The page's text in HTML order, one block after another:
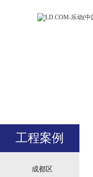
工程案例
成都区